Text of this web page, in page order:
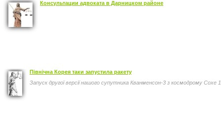
Консультации адвоката в Дарницком районе
Північна Корея таки запустила ракету
Запуск другої версії нашого супутника Кванменсон-3 з космодрому Сохе